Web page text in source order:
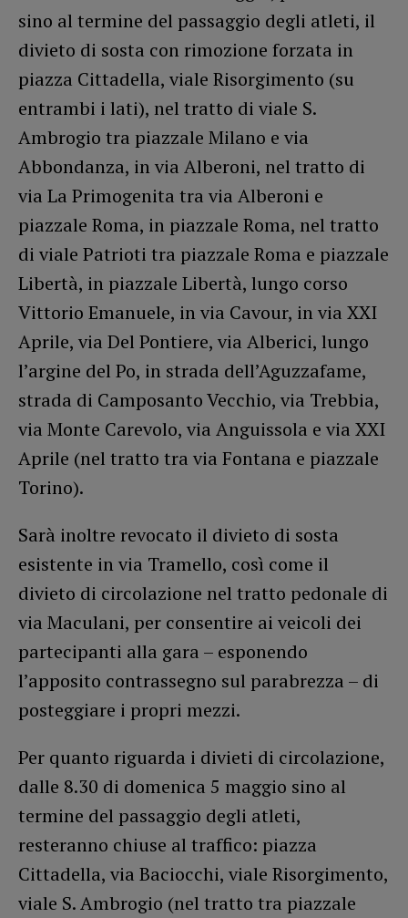
sino al termine del passaggio degli atleti, il
divieto di sosta con rimozione forzata in
piazza Cittadella, viale Risorgimento (su
entrambi i lati), nel tratto di viale S.
Ambrogio tra piazzale Milano e via
Abbondanza, in via Alberoni, nel tratto di
via La Primogenita tra via Alberoni e
piazzale Roma, in piazzale Roma, nel tratto
di viale Patrioti tra piazzale Roma e piazzale
Libertà, in piazzale Libertà, lungo corso
Vittorio Emanuele, in via Cavour, in via XXI
Aprile, via Del Pontiere, via Alberici, lungo
l’argine del Po, in strada dell’Aguzzafame,
strada di Camposanto Vecchio, via Trebbia,
via Monte Carevolo, via Anguissola e via XXI
Aprile (nel tratto tra via Fontana e piazzale
Torino).
Sarà inoltre revocato il divieto di sosta
esistente in via Tramello, così come il
divieto di circolazione nel tratto pedonale di
via Maculani, per consentire ai veicoli dei
partecipanti alla gara – esponendo
l’apposito contrassegno sul parabrezza – di
posteggiare i propri mezzi.
Per quanto riguarda i divieti di circolazione,
dalle 8.30 di domenica 5 maggio sino al
termine del passaggio degli atleti,
resteranno chiuse al traffico: piazza
Cittadella, via Baciocchi, viale Risorgimento,
viale S. Ambrogio (nel tratto tra piazzale